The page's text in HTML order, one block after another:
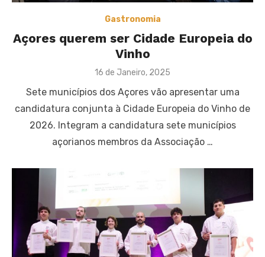
Gastronomia
Açores querem ser Cidade Europeia do
Vinho
Posted
16 de Janeiro, 2025
Sete municípios dos Açores vão apresentar uma
candidatura conjunta à Cidade Europeia do Vinho de
2026. Integram a candidatura sete municípios
açorianos membros da Associação …